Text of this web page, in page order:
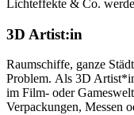
Lichteffekte & Co.
3D Artist:in
Raumschiffe, ganze
Problem. Als 3D
im Film- oder
Verpackungen, Messen